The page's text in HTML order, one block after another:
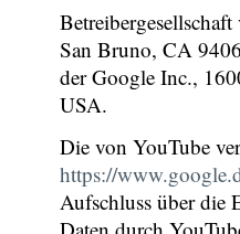
San Bruno, CA
der Google Inc.,
USA.
Die von YouTube
https://
Aufschluss über die